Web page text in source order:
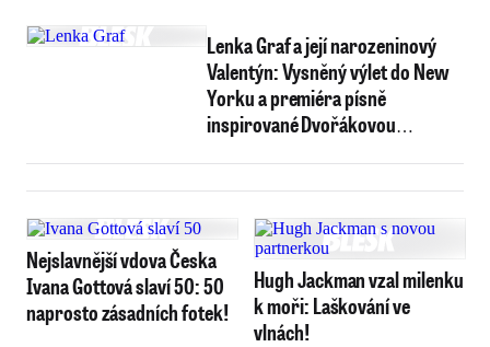
Lenka Graf a její narozeninový
Valentýn: Vysněný výlet do New
Yorku a premiéra písně
inspirované Dvořákovou
Nejslavnější vdova Česka
Ivana Gottová slaví 50: 50
naprosto zásadních fotek!
Hugh Jackman vzal milenku
k moři: Laškování ve
vlnách!